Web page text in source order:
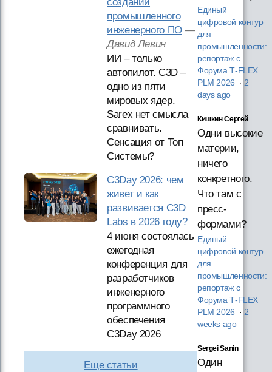
промышленного
инженерного ПО—
Давид Левин
ИИ – только
автопилот. C3D –
одно из пяти
мировых ядер.
Sarex нет смысла
сравнивать.
Сенсация от Топ
Системы?
C3Day 2026: чем
живет и как
развивается C3D
Labs в 2026 году?
4 июня состоялась
ежегодная
конференция для
разработчиков
инженерного
программного
обеспечения
C3Day 2026
Еще статьи
Единый
цифровой контур
для
промышленности:
репортаж с
Форума T‑FLEX
PLM 2026 ·2
days ago
Кишкин Сергей
Одни высокие
материи,
ничего
конкретного.
Что там с
пресс-
формами?
Единый
цифровой контур
для
промышленности:
репортаж с
Форума T‑FLEX
PLM 2026 ·2
weeks ago
Sergei Sanin
Один